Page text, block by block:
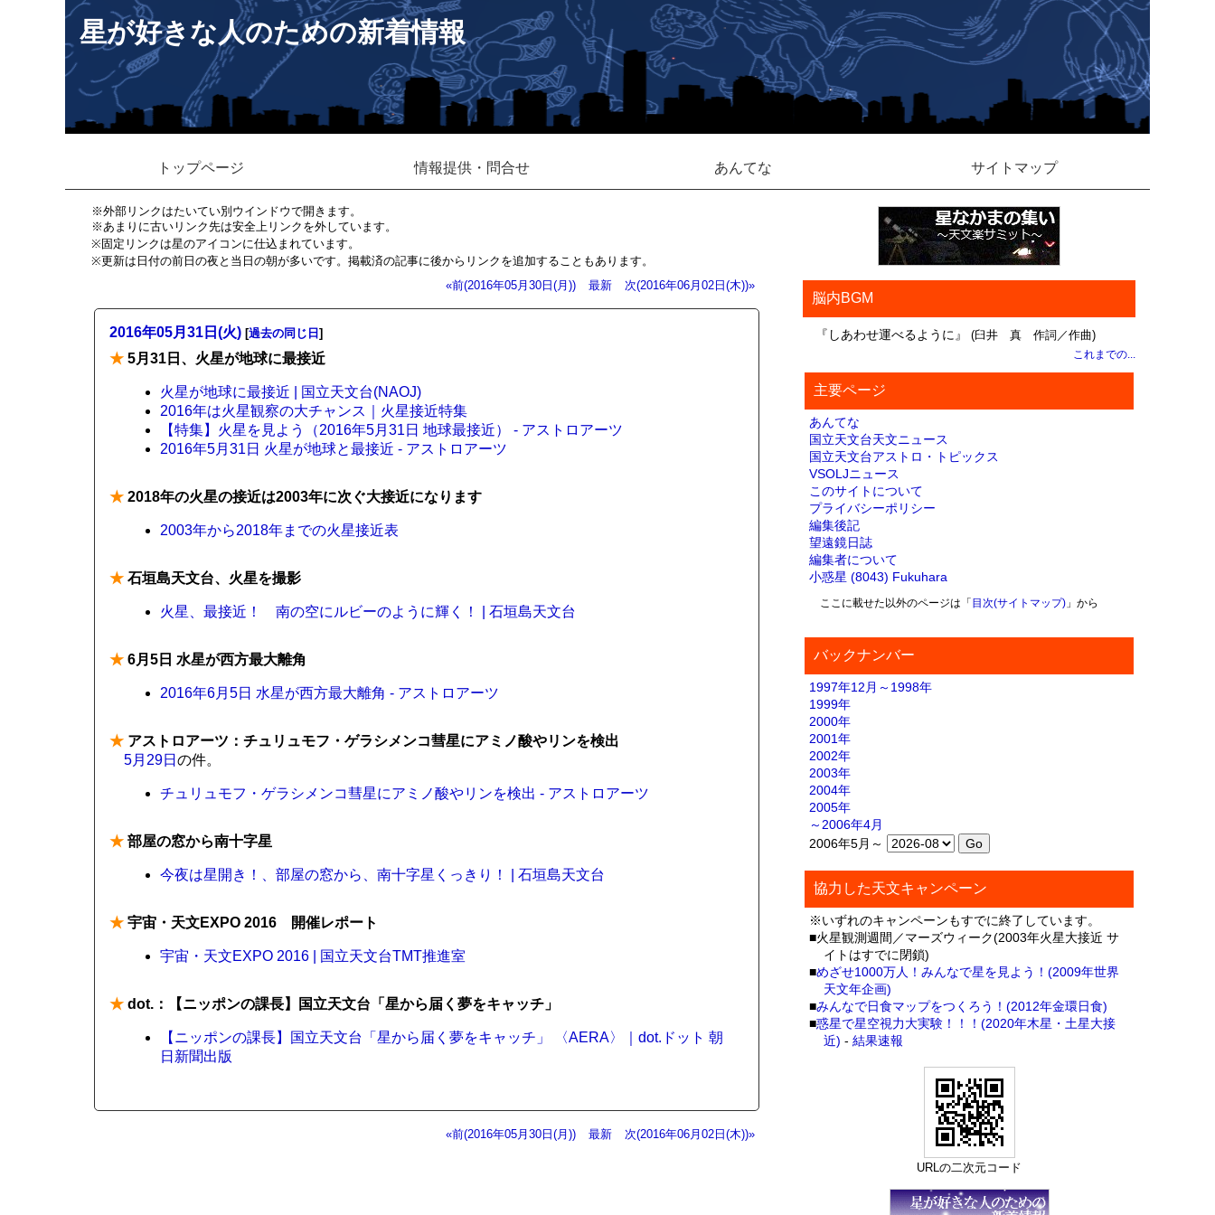
星が好きな人のための新着情報
トップページ 情報提供・問合せ あんてな サイトマップ
※外部リンクはたいてい別ウインドウで開きます。
※あまりに古いリンク先は安全上リンクを外しています。
※固定リンクは星のアイコンに仕込まれています。
※更新は日付の前日の夜と当日の朝が多いです。掲載済の記事に後からリンクを追加することもあります。
«前(2016年05月30日(月))
最新 次(2016年06月02日(木))»
2016年05月31日(火) [過去の同じ日 ]
★ 5月31日、火星が地球に最接近
火星が地球に最接近 | 国立天文台(NAOJ)
2016年は火星観察の大チャンス｜火星接近特集
【特集】火星を見よう（2016年5月31日 地球最接近） - アストロアーツ
2016年5月31日 火星が地球と最接近 - アストロアーツ
★ 2018年の火星の接近は2003年に次ぐ大接近になります
2003年から2018年までの火星接近表
★ 石垣島天文台、火星を撮影
火星、最接近！ 南の空にルビーのように輝く！ | 石垣島天文台
★ 6月5日 水星が西方最大離角
2016年6月5日 水星が西方最大離角 - アストロアーツ
★ アストロアーツ：チュリュモフ・ゲラシメンコ彗星にアミノ酸やリンを検出
5月29日 の件。
チュリュモフ・ゲラシメンコ彗星にアミノ酸やリンを検出 - アストロアーツ
★ 部屋の窓から南十字星
今夜は星開き！、部屋の窓から、南十字星くっきり！ | 石垣島天文台
★ 宇宙・天文EXPO 2016 開催レポート
宇宙・天文EXPO 2016 | 国立天文台TMT推進室
★ dot.：【ニッポンの課長】国立天文台「星から届く夢をキャッチ」
【ニッポンの課長】国立天文台「星から届く夢をキャッチ」 〈AERA〉｜dot.ドット 朝
日新聞出版
«前(2016年05月30日(月)) 最新 次(2016年06月02日(木))»
脳内BGM
『しあわせ運べるように』 (臼井 真 作詞／作曲)
これまでの...
主要ページ
あんてな
国立天文台天文ニュース
国立天文台アストロ・トピックス
VSOLJニュース
このサイトについて
プライバシーポリシー
編集後記
望遠鏡日誌
編集者について
小惑星 (8043) Fukuhara
ここに載せた以外のページは「 目次(サイトマップ)」から
バックナンバー
1997年12月～1998年
1999年
2000年
2001年
2002年
2003年
2004年
2005年
～2006年4月
2006年5月～
協力した天文キャンペーン
※いずれのキャンペーンもすでに終了しています。
■火星観測週間／マーズウィーク(2003年火星大接近 サ
イトはすでに閉鎖)
■めざせ1000万人！みんなで星を見よう！(2009年世界
天文年企画)
■みんなで日食マップをつくろう！(2012年金環日食)
■惑星で星空視力大実験！！！(2020年木星・土星大接
近) -結果速報
URLの二次元コード